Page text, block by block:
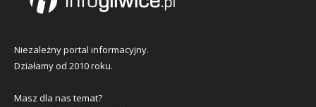
Niezależny portal informacyjny.
Działamy od 2010 roku.
Masz dla nas temat?